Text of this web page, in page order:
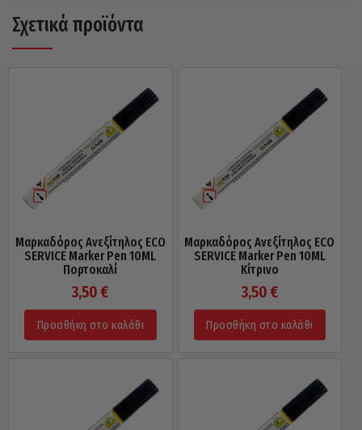
Σχετικά προϊόντα
Μαρκαδόρος Ανεξίτηλος ECO
SERVICE Marker Pen 10ML
Πορτοκαλί
3,50€
Προσθήκη στο καλάθι
Μαρκαδόρος Ανεξίτηλος ECO
SERVICE Marker Pen 10ML
Κίτρινο
3,50 €
Προσθήκη στο καλάθι